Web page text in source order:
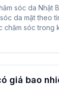
sóc da Nhật
da mặt theo
chăm sóc trong
Bằng cách
gian thoải
giá bao